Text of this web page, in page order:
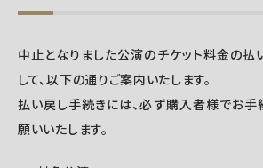
中止となりました公演のチケット料金の払
して、以下の通りご案内いたします。
払い戻し手続きには、必ず購入者様でお手
願いいたします。